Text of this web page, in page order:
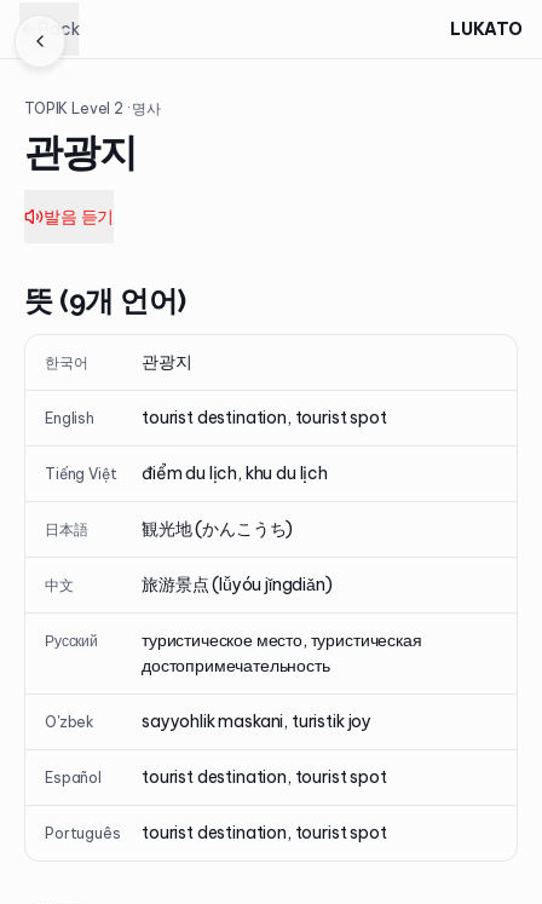
Back LUKATO
TOPIK Level 2 · 명사
관광지
발음 듣기
뜻 (9개 언어)
한국어 관광지
English tourist destination, tourist spot
Tiếng Việt điểm du lịch, khu du lịch
日本語 観光地 (かんこうち)
中文 旅游景点 (lǚyóu jǐngdiǎn)
Русский
туристическое место, туристическая
достопримечательность
O'zbek sayyohlik maskani, turistik joy
Español tourist destination, tourist spot
Português tourist destination, tourist spot